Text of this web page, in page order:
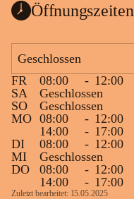
Öffnungszeiten
Geschlossen
FR
08:00 - 12:00
SA
Geschlossen
SO
Geschlossen
MO 08:00 - 12:00
14:00
- 17:00
DI
08:00 - 12:00
MI
Geschlossen
DO
08:00 - 12:00
14:00
- 17:00
Zuletzt bearbeitet: 15.05.2025